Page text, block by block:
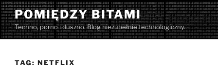
Przejdź
do
treści
POMIĘDZY BITAMI
Techno, porno i duszno. Blog niezupełnie technologiczny.
TAG: NETFLIX